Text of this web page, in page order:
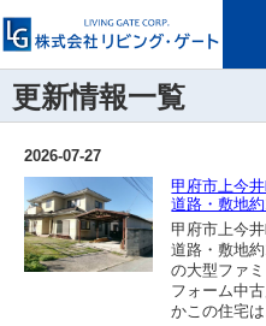
更新情報一覧
2026-07-27
甲府市上今
道路・敷地約
甲府市上今
道路・敷地
の大型ファ
フォーム中
かこの住宅は